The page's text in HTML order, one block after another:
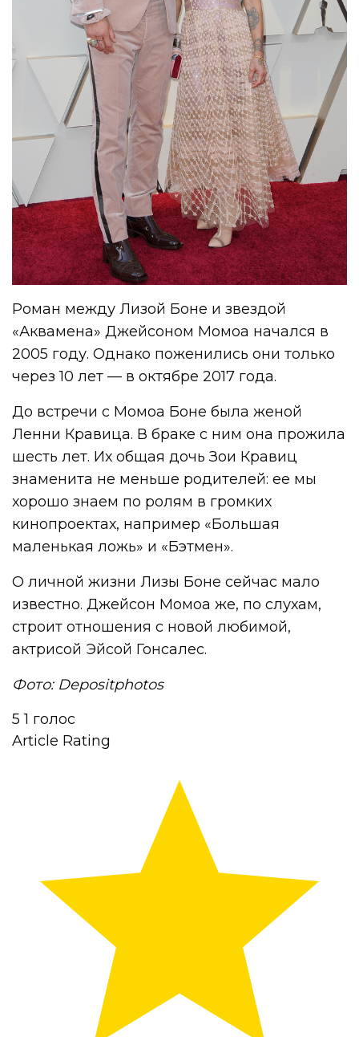
Роман между Лизой Боне и звездой
«Аквамена» Джейсоном Момоа начался в
2005 году. Однако поженились они только
через 10 лет — в октябре 2017 года.
До встречи с Момоа Боне была женой
Ленни Кравица. В браке с ним она прожила
шесть лет. Их общая дочь Зои Кравиц
знаменита не меньше родителей: ее мы
хорошо знаем по ролям в громких
кинопроектах, например «Большая
маленькая ложь» и «Бэтмен».
О личной жизни Лизы Боне сейчас мало
известно. Джейсон Момоа же, по слухам,
строит отношения с новой любимой,
актрисой Эйсой Гонсалес.
Фото: Depositphotos
5 1 голос
Article Rating